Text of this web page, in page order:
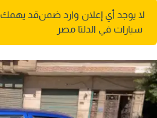
لا يوجد أي إعلان وارد ضمنقد يهمك
سيارات في الدلتا مصر